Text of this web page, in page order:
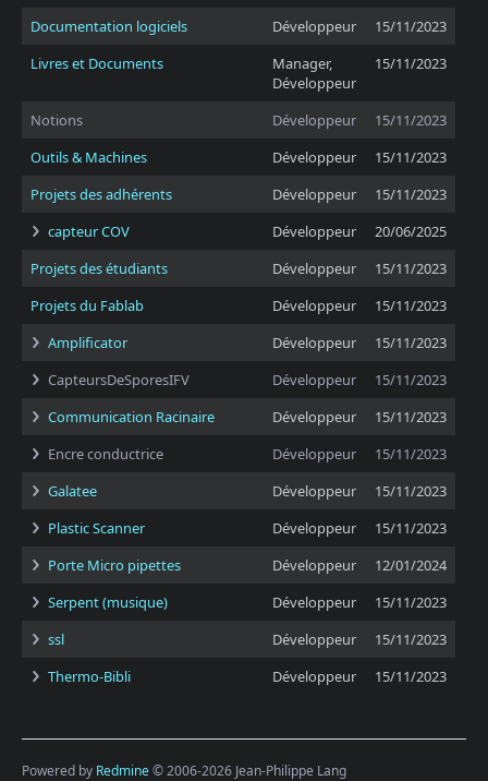
Documentation logiciels
Développeur
15/11/2023
Livres et Documents
Manager,
Développeur
15/11/2023
Notions Développeur
15/11/2023
Outils & Machines
Développeur
15/11/2023
Projets des adhérents
Développeur
15/11/2023
capteur COV
Développeur
20/06/2025
Projets des étudiants
Développeur
15/11/2023
Projets du Fablab
Développeur
15/11/2023
Amplificator
Développeur
15/11/2023
CapteursDeSporesIFV
Développeur
15/11/2023
Communication Racinaire
Développeur
15/11/2023
Encre conductrice
Développeur
15/11/2023
Galatee
Développeur
15/11/2023
Plastic Scanner
Développeur
15/11/2023
Porte Micro pipettes
Développeur
12/01/2024
Serpent (musique)
Développeur
15/11/2023
ssl
Développeur
15/11/2023
Thermo-Bibli
Développeur 15/11/2023
Powered by Redmine© 2006-2026 Jean-Philippe Lang